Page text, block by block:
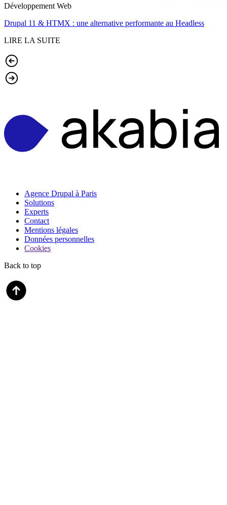
Développement Web
Drupal 11 & HTMX : une alternative performante au Headless
LIRE LA SUITE
Agence Drupal à Paris
Solutions
Experts
Contact
Mentions légales
Données personnelles
Cookies
Back to top